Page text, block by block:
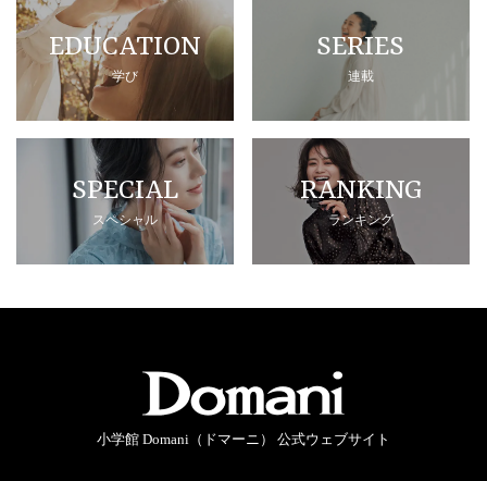
EDUCATION
学び
SERIES
連載
SPECIAL
スペシャル
RANKING
ランキング
小学館 Domani（ドマーニ） 公式ウェブサイト